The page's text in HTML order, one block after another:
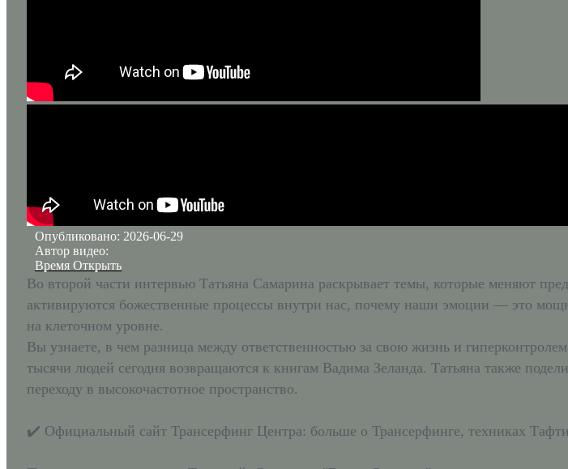
Опубликовано: 2026-06-29
Автор видео:
Время Открыть
Во второй части интервью Татьяна Самарина раскрывает темы, которые меняют
активируются божественные процессы внутри нас, почему наши эмоции — это
на клеточном уровне.
Вы узнаете, в чем разница между ответственностью за свою жизнь и
тысячи людей сегодня возвращаются к книгам Вадима Зеланда. Татьяна также
переходу в высокочастотное пространство.
✔️ Официальный сайт Трансерфинг Центра: больше о Трансерфинге, техниках